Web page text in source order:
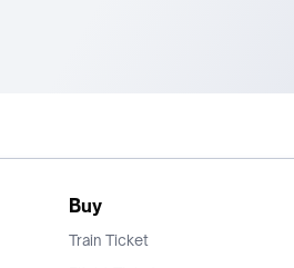
Buy
Train Ticket